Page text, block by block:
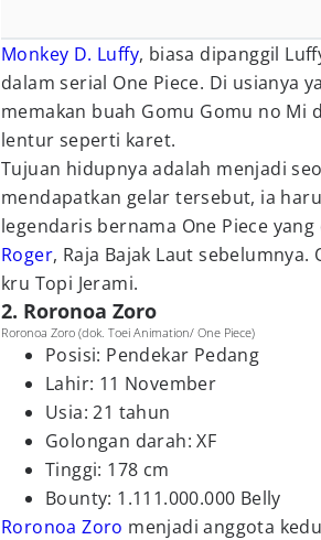
Monkey D. Luffy, biasa dipanggil
dalam serial One Piece. Di usianya
memakan buah Gomu Gomu no Mi
lentur seperti karet.
Tujuan hidupnya adalah menjadi
mendapatkan gelar tersebut, ia
legendaris bernama One Piece
Roger, Raja Bajak Laut
kru Topi Jerami.
2. Roronoa Zoro
Roronoa Zoro (dok. Toei Animation/ One Piece)
Posisi: Pendekar Pedang
Lahir: 11 November
Usia: 21 tahun
Golongan darah: XF
Tinggi: 178 cm
Bounty: 1.111.000.000 Belly
Roronoa Zoro menjadi anggota